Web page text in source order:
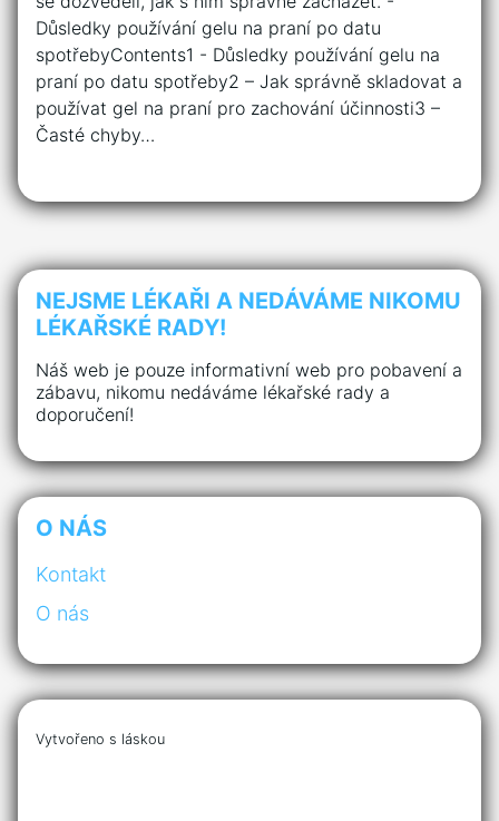
Důsledky používání gelu⁢ na ​praní po datu
spotřebyContents1 -‍ Důsledky používání gelu⁢ na ​
praní po datu spotřeby2 – Jak správně skladovat a
používat ​gel ⁤na ‌praní ‍pro ​zachování účinnosti3 –
Časté ⁢chyby…
NEJSME LÉKAŘI A NEDÁVÁME NIKOMU
LÉKAŘSKÉ RADY!
Náš web je pouze informativní web pro pobavení a
zábavu, nikomu nedáváme lékařské rady a
doporučení!
O NÁS
Kontakt
O nás
Vytvořeno s láskou